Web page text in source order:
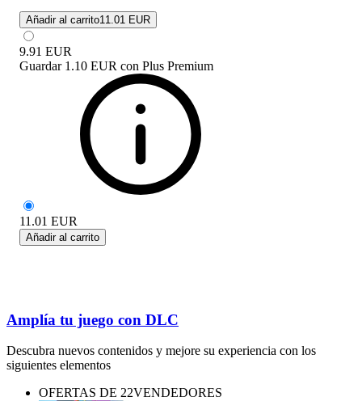
Añadir al carrito11.01 EUR
9.91 EUR
Guardar 1.10 EUR con Plus Premium
11.01 EUR
Añadir al carrito
Amplía tu juego con DLC
Descubra nuevos contenidos y mejore su experiencia con los
siguientes elementos
OFERTAS DE 22VENDEDORES